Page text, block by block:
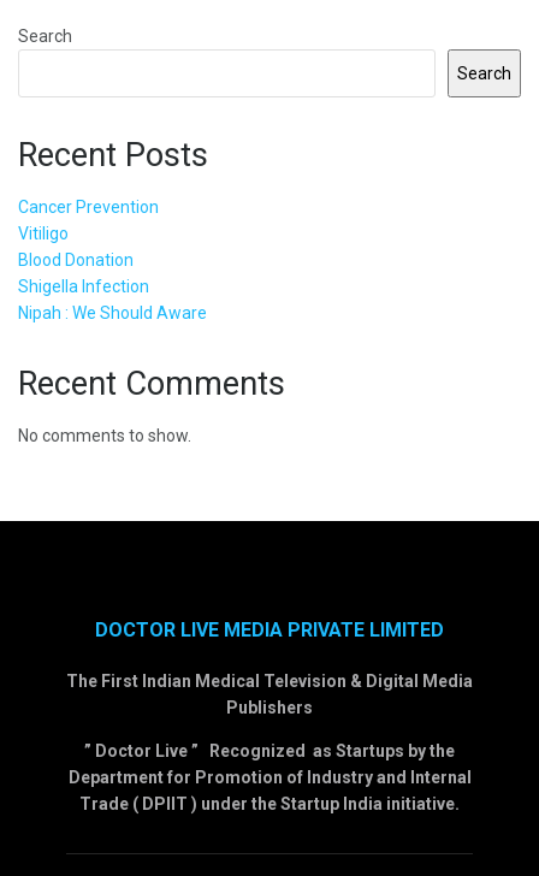
Search
Search
Recent Posts
Cancer Prevention
Vitiligo
Blood Donation
Shigella Infection
Nipah : We Should Aware
Recent Comments
No comments to show.
DOCTOR LIVE MEDIA PRIVATE LIMITED
The First Indian Medical Television & Digital Media
Publishers
” Doctor Live ” Recognized as Startups by the
Department for Promotion of Industry and Internal
Trade ( DPIIT ) under the Startup India initiative.